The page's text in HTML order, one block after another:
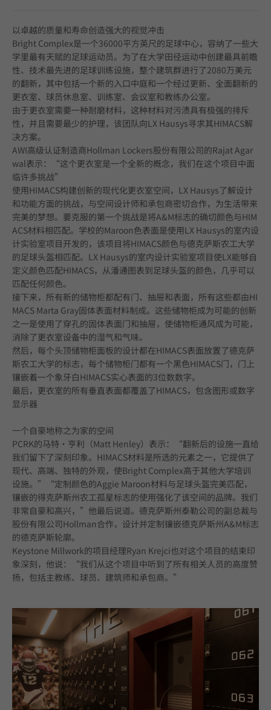
以卓越的质量和寿命创造强大的视觉冲击
Bright Complex是一个36000平方英尺的足球中心，容纳了一些大
学里最有天赋的足球运动员。为了在大学田径运动中创建最具前瞻
性、技术最先进的足球训练设施，整个建筑群进行了2080万美元
的翻新，其中包括一个新的入口中庭和一个经过更新、全面翻新的
更衣室、球员休息室、训练室、会议室和教练办公室。
由于更衣室需要一种耐磨材料，这种材料对污渍具有极强的排斥
性，并且需要最少的护理，该团队向LX Hausys寻求其HIMACS解
决方案。
AWI高级认证制造商Hollman Lockers股份有限公司的Rajat Agar
wal表示：“这个更衣室是一个全新的概念，我们在这个项目中面
临许多挑战”
使用HIMACS构建创新的现代化更衣室空间，LX Hausys了解设计
和功能方面的挑战，与空间设计师和承包商密切合作，为生活带来
完美的梦想。要克服的第一个挑战是将A&M标志的确切颜色与HIM
ACS材料相匹配。学校的Maroon色表面是使用LX Hausys的室内设
计实验室项目开发的，该项目将HIMACS颜色与德克萨斯农工大学
的足球头盔相匹配。LX Hausys的室内设计实验室项目使LX能够自
定义颜色匹配HIMACS，从潘通图表到足球头盔的颜色，几乎可以
匹配任何颜色。
接下来，所有新的储物柜都配有门、抽屉和表面，所有这些都由HI
MACS Marta Gray固体表面材料制成。这些储物柜成为可能的创新
之一是使用了穿孔的固体表面门和抽屉，使储物柜通风成为可能，
消除了更衣室设备中的湿气和气味。
然后，每个头顶储物柜面板的设计都在HIMACS表面放置了德克萨
斯农工大学的标志，每个储物柜门都有一个黑色HIMACS门，门上
镶嵌着一个象牙白HIMACS实心表面的3位数数字。
最后，更衣室的所有垂直表面都覆盖了HIMACS，包含图形或数字
显示器
一个自豪地称之为家的空间
PCRK的马特·亨利（Matt Henley）表示：“翻新后的设施一直给
我们留下了深刻印象。HIMACS材料是所选的元素之一，它提供了
现代、高端、独特的外观，使Bright Complex高于其他大学培训
设施。”“定制颜色的Aggie Maroon材料与足球头盔完美匹配，
镶嵌的得克萨斯州农工孤星标志的使用强化了该空间的品牌。我们
非常自豪和高兴，”他最后说道。德克萨斯州泰勒公司的副总裁与
股份有限公司Hollman合作，设计并定制镶嵌德克萨斯州A&M标志
的德克萨斯轮廓。
Keystone Millwork的项目经理Ryan Krejci也对这个项目的结束印
象深刻，他说：“我们从这个项目中听到了所有相关人员的高度赞
扬，包括主教练、球员、建筑师和承包商。”